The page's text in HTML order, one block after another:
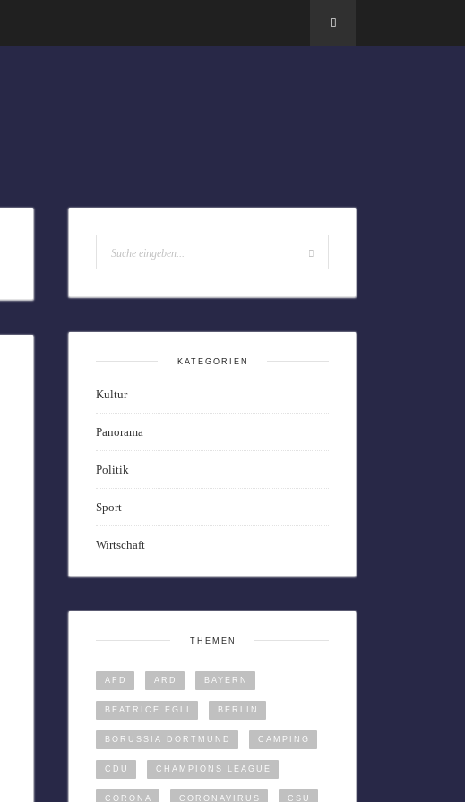
KATEGORIEN
Kultur
Panorama
Politik
Sport
Wirtschaft
THEMEN
AFD ARD BAYERN
BEATRICE EGLI BERLIN
BORUSSIA DORTMUND CAMPING
CDU CHAMPIONS LEAGUE
CORONA CORONAVIRUS CSU